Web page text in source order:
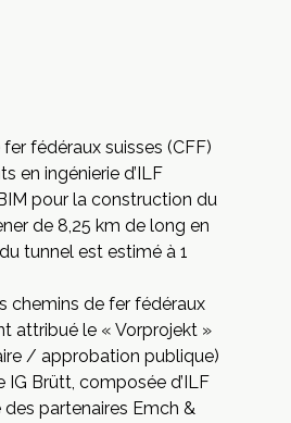
fédéraux suisses (CFF)
en ingénierie d’ILF
pour la construction du
de 8,25 km de long en
tunnel est estimé à 1
chemins de fer fédéraux
attribué le « Vorprojekt »
/ approbation publique)
IG Brütt, composée d’ILF
des partenaires Emch &